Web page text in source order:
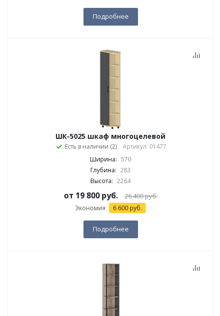
Подробнее
ШК-5025 шкаф многоцелевой
Есть в наличии (2)
Артикул: 01477
Ширина: 570
Глубина: 283
Высота: 2264
от 19 800 руб. 26 400 руб.
Экономия 6 600 руб.
Подробнее